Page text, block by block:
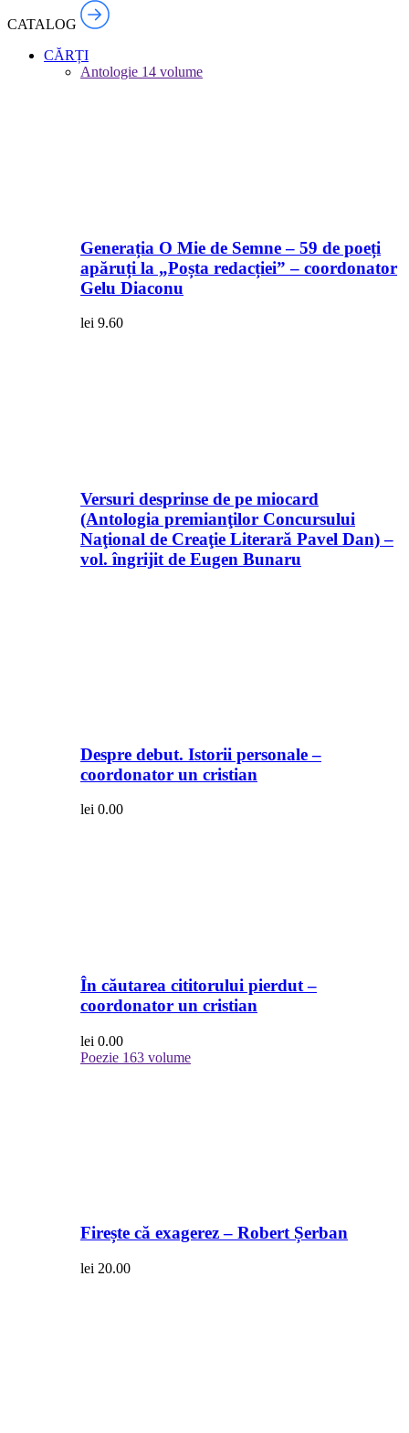
CATALOG
CĂRȚI
Antologie 14 volume
Generația O Mie de Semne – 59 de poeți
apăruți la „Poșta redacției” – coordonator
Gelu Diaconu
lei 9.60
Versuri desprinse de pe miocard
(Antologia premianţilor Concursului
Naţional de Creaţie Literară Pavel Dan) –
vol. îngrijit de Eugen Bunaru
Despre debut. Istorii personale –
coordonator un cristian
lei 0.00
În căutarea cititorului pierdut –
coordonator un cristian
lei 0.00
Poezie 163 volume
Firește că exagerez – Robert Șerban
lei 20.00